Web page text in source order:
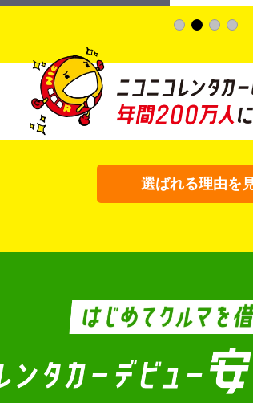
選ばれる理由を